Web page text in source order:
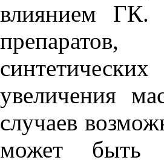
влиянием ГК.
увеличения
случаев
может быть